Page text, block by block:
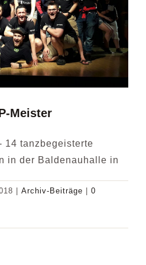
Meister
14 tanzbegeisterte
in der Baldenauhalle in
Archiv-Beiträge
0